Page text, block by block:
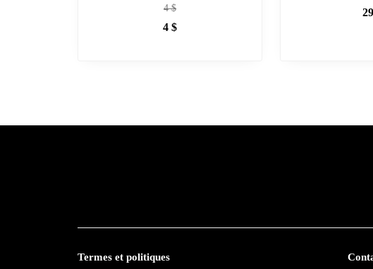
4$
4 $
29
Termes et politiques